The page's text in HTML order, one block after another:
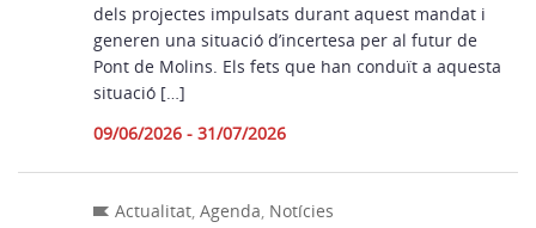
dels projectes impulsats durant aquest mandat i
generen una situació d’incertesa per al futur de
Pont de Molins. Els fets que han conduït a aquesta
situació […]
09/06/2026 - 31/07/2026
Actualitat,Agenda, Notícies